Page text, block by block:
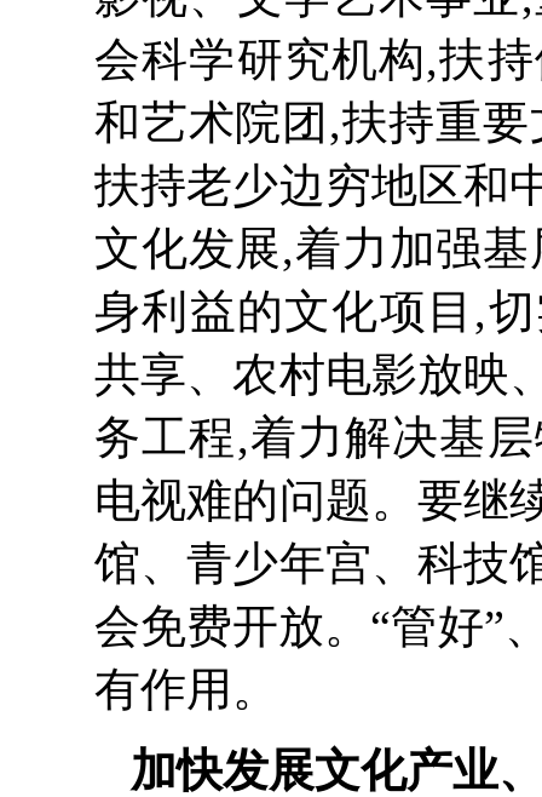
会科学研究机构,扶
和艺术院团,扶持重
扶持老少边穷地区和
文化发展,着力加强
身利益的文化项目,
共享、农村电影放映
务工程,着力解决基
电视难的问题。要继
馆、青少年宫、科技
会免费开放。“管好”
有作用。
加快发展文化产业